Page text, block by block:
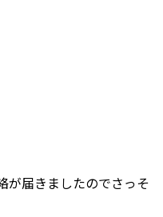
が届きましたのでさっそ